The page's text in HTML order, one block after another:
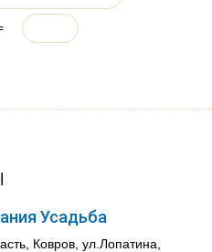
Усадьба
Ковров, ул.Лопатина,